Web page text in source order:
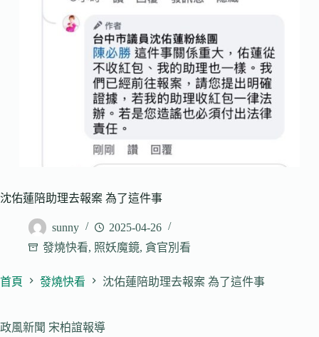
沈佑蓮陪助理去報案 為了這件事
sunny
2025-04-26
發燒快看, 照妖魔鏡, 貪官別看
首頁 發燒快看 沈佑蓮陪助理去報案 為了這件事
政風新聞 宋柏誼報導